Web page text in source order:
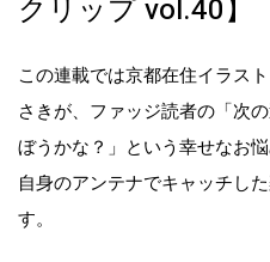
クリップ vol.40】
この連載では京都在住イラス
さきが、ファッジ読者の「次
ぼうかな？」という幸せなお
自身のアンテナでキャッチし
す。